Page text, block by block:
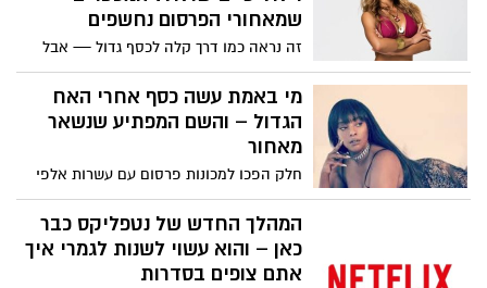
שמאחורי הפרסום נחשפים
זה נראה כמו דרך קלה לכסף גדול — אבל
הנתונים האמיתיים מספרים סיפור אחר לגמרי
מי באמת עשה כסף אחרי האח
הגדול – והשם המפתיע שנשאר
מאחור
חלק הפכו למכונות פרסום עם עשרות אלפי
שקלים בחודש – אחרים נעלמו כמעט לגמרי,
למרות חשיפה עצומה
המהלך החדש של נטפליקס כבר
כאן – והוא עשוי לשנות לגמרי איך
אתם צופים בסדרות